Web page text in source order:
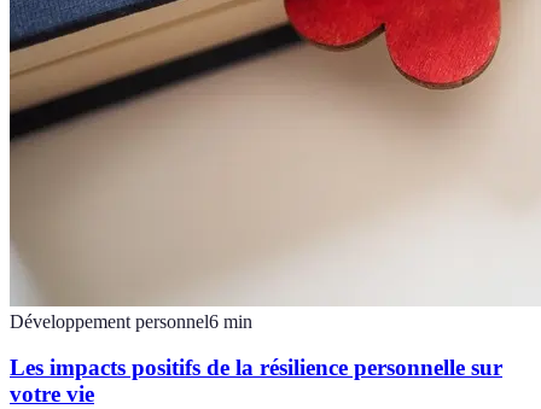
Développement personnel6 min
Les impacts positifs de la résilience personnelle sur
votre vie